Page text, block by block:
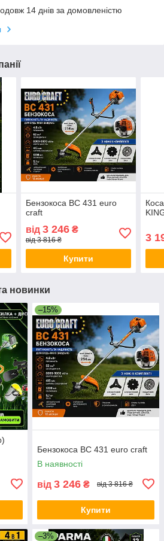
14 днів за домовленістю
Бензокоса ВС 431 euro
craft
від 3 246₴
від 3 816 ₴
Купити
3
новинки
–15%
Бензокоса ВС 431 euro craft
В наявності
від 3 246 ₴ від 3 816 ₴
Купити
–3%